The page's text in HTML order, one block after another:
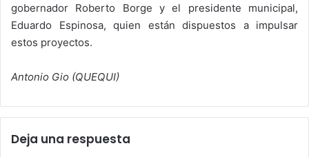
gobernador Roberto Borge y el presidente municipal,
Eduardo Espinosa, quien están dispuestos a impulsar
estos proyectos.
Antonio Gio (QUEQUI)
Deja una respuesta